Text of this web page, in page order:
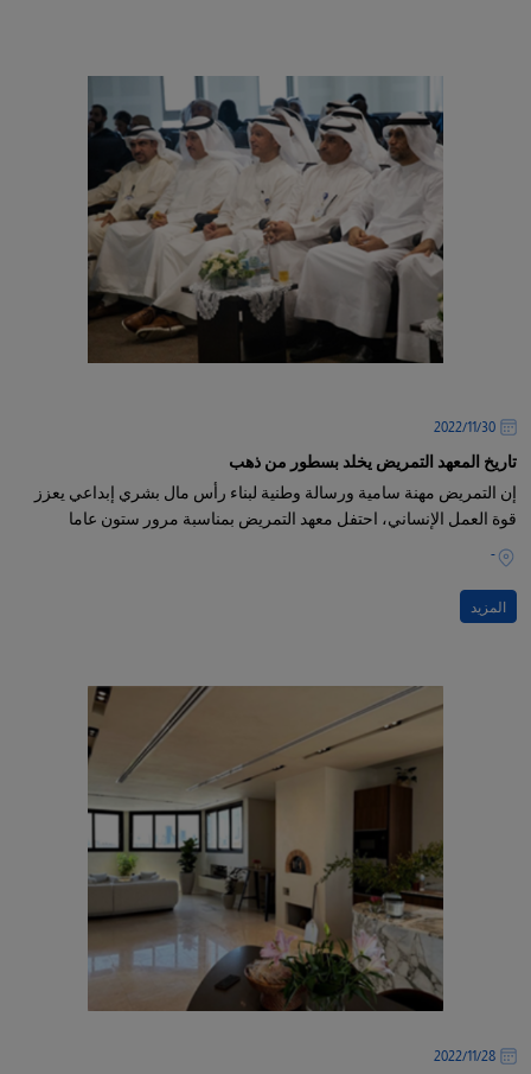
30‏/11‏/2022
تاريخ المعهد التمريض يخلد بسطور من ذهب
إن التمريض مهنة سامية ورسالة وطنية لبناء رأس مال بشري إبداعي يعزز
قوة العمل الإنساني، احتفل معهد التمريض بمناسبة مرور ستون عاما
-
المزيد
28‏/11‏/2022